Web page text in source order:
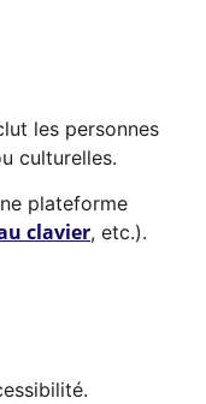
les personnes
culturelles.
plateforme
clavier, etc.).